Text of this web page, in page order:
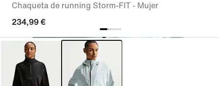
Chaqueta de running Storm-FIT - Mujer
234,99 €